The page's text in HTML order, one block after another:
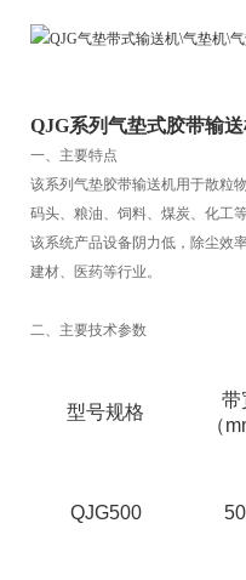
QJG系列气垫式胶带输
一、主要特点
该系列气垫胶带输送机用于散粒
码头、粮油、饲料、煤炭、化工
该系统产品设备阴力低，除尘效
建材、医药等行业。
二、主要技术参数
型号规格
带
（
QJG500